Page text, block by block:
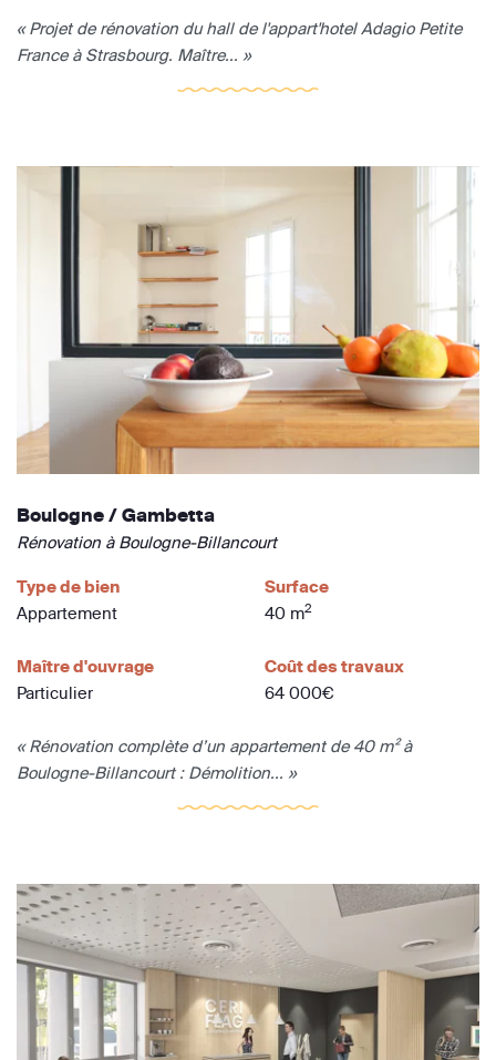
« Projet de rénovation du hall de l'appart'hotel Adagio Petite
France à Strasbourg. Maître... »
Boulogne / Gambetta
Rénovation à Boulogne-Billancourt
Type de bien
Appartement
Surface
40 m2
Maître d'ouvrage
Particulier
Coût des travaux
64 000€
« Rénovation complète d’un appartement de 40 m² à
Boulogne-Billancourt : Démolition... »